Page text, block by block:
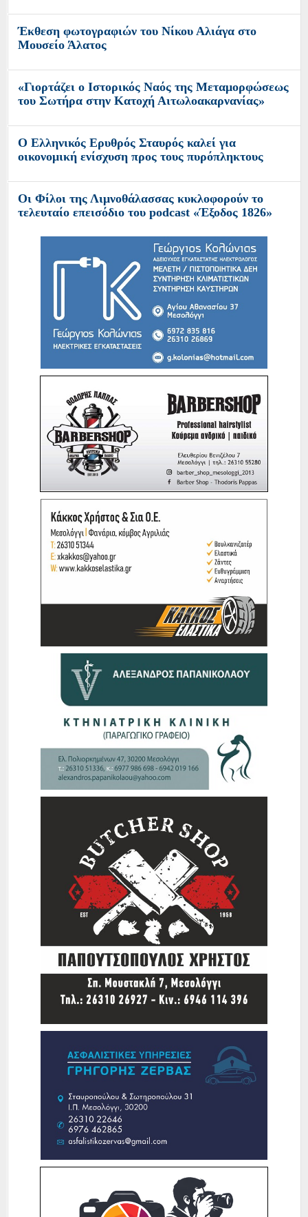
Έκθεση φωτογραφιών του Νίκου Αλιάγα στο
Μουσείο Άλατος
«Γιορτάζει ο Ιστορικός Ναός της Μεταμορφώσεως
του Σωτήρα στην Κατοχή Αιτωλοακαρνανίας»
O Ελληνικός Ερυθρός Σταυρός καλεί για
οικονομική ενίσχυση προς τους πυρόπληκτους
Οι Φίλοι της Λιμνοθάλασσας κυκλοφορούν το
τελευταίο επεισόδιο του podcast «Έξοδος 1826»